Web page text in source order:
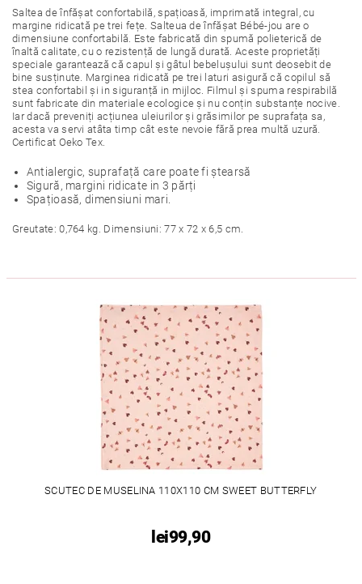
Saltea de înfășat confortabilă, spațioasă, imprimată integral, cu
margine ridicată pe trei fețe. Salteua de înfășat Bébé-jou are o
dimensiune confortabilă. Este fabricată din spumă polieterică de
înaltă calitate, cu o rezistență de lungă durată. Aceste proprietăți
speciale garantează că capul și gâtul bebelușului sunt deosebit de
bine susținute. Marginea ridicată pe trei laturi asigură că copilul să
stea confortabil și in siguranță in mijloc. Filmul și spuma respirabilă
sunt fabricate din materiale ecologice și nu conțin substanțe nocive.
Iar dacă preveniți acțiunea uleiurilor și grăsimilor pe suprafața sa,
acesta va servi atâta timp cât este nevoie fără prea multă uzură.
Certificat Oeko Tex.
Antialergic, suprafață care poate fi ștearsă
Sigură, margini ridicate in 3 părți
Spațioasă, dimensiuni mari.
Greutate: 0,764 kg. Dimensiuni: 77 x 72 x 6,5 cm.
SCUTEC DE MUSELINA 110X110 CM SWEET BUTTERFLY
lei99,90